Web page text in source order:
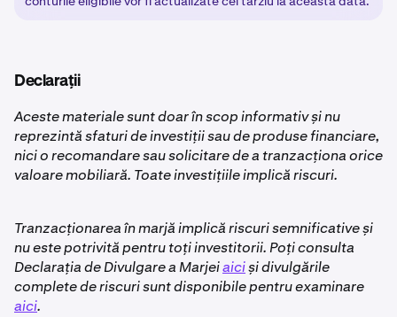
Declarații
Aceste materiale sunt doar în scop informativ și nu
reprezintă sfaturi de investiții sau de produse financiare,
nici o recomandare sau solicitare de a tranzacționa orice
valoare mobiliară. Toate investițiile implică riscuri.
Tranzacționarea în marjă implică riscuri semnificative și
nu este potrivită pentru toți investitorii. Poți consulta
Declarația de Divulgare a Marjeiaiciși divulgările
complete de riscuri sunt disponibile pentru examinare
aici.